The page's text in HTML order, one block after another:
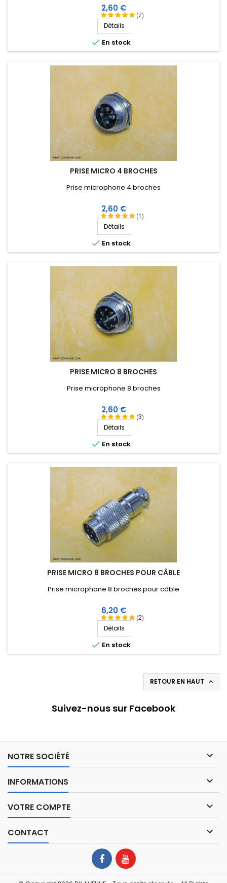
(7)
Prix
2,60 €
Détails
 En stock
PRISE MICRO 4 BROCHES
(1)
Prise microphone 4 broches
Prix
2,60 €
Détails
 En stock
PRISE MICRO 8 BROCHES
(3)
Prise microphone 8 broches
Prix
2,60 €
Détails
 En stock
PRISE MICRO 8 BROCHES POUR CÂBLE
(2)
Prise microphone 8 broches pour câble
Prix
6,20 €
Détails
 En stock
RETOUR EN HAUT 
Suivez-nous sur Facebook
NOTRE SOCIÉTÉ 
INFORMATIONS 
VOTRE COMPTE 
CONTACT 